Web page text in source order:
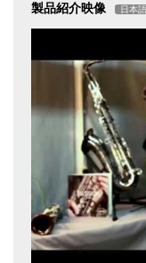
製品紹介映像 日本